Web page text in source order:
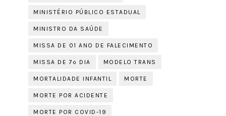
MINISTÉRIO PÚBLICO ESTADUAL
MINISTRO DA SAÚDE
MISSA DE 01 ANO DE FALECIMENTO
MISSA DE 7º DIA MODELO TRANS
MORTALIDADE INFANTIL MORTE
MORTE POR ACIDENTE
MORTE POR COVID-19